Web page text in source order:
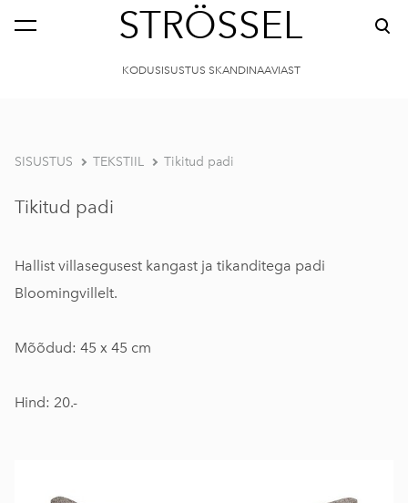
STRÖSSEL
KODUSISUSTUS SKANDINAAVIAST
SISUSTUS TEKSTIIL Tikitud padi
Tikitud padi
Hallist villasegusest kangast ja tikanditega padi
Bloomingvillelt.
Mõõdud: 45 x 45 cm
Hind: 20.-